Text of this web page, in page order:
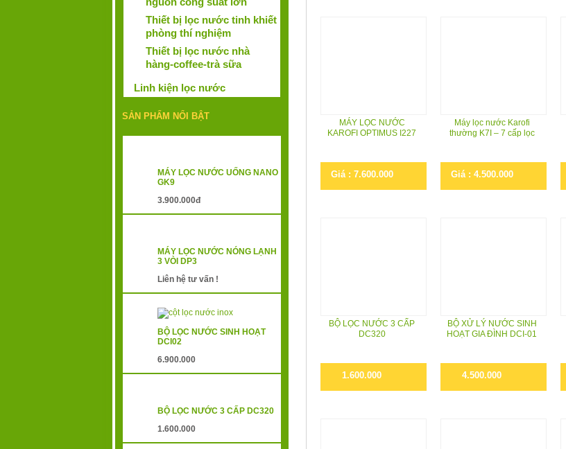
Thiết bị lọc nước tinh khiết
phòng thí nghiệm
Thiết bị lọc nước nhà
hàng-coffee-trà sữa
Linh kiện lọc nước
SẢN PHẨM NỔI BẬT
MÁY LỌC NƯỚC UỐNG NANO
GK9
3.900.000đ
MÁY LỌC NƯỚC NÓNG LẠNH
3 VÒI DP3
Liên hệ tư vấn !
BỘ LỌC NƯỚC SINH HOẠT
DCI02
6.900.000
BỘ LỌC NƯỚC 3 CẤP DC320
1.600.000
MÁY LỌC NƯỚC
KAROFI OPTIMUS I227
Giá : 7.600.000
Máy lọc nước Karofi
thường K7I – 7 cấp lọc
Giá : 4.500.000
BỘ LỌC NƯỚC 3 CẤP
DC320
1.600.000
BỘ XỬ LÝ NƯỚC SINH
HOẠT GIA ĐÌNH DCI-01
4.500.000